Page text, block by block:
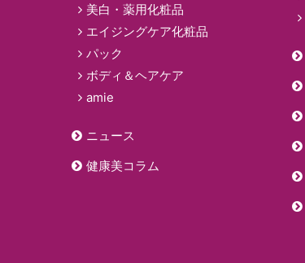
美白・薬用化粧品
エイジングケア化粧品
パック
ボディ＆ヘアケア
amie
ニュース
健康美コラム